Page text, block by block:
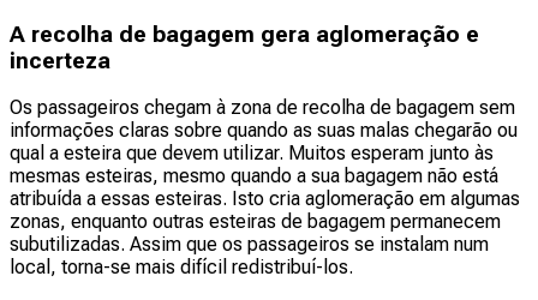
A recolha de bagagem gera aglomeração e
incerteza
Os passageiros chegam à zona de recolha de bagagem sem
informações claras sobre quando as suas malas chegarão ou
qual a esteira que devem utilizar. Muitos esperam junto às
mesmas esteiras, mesmo quando a sua bagagem não está
atribuída a essas esteiras. Isto cria aglomeração em algumas
zonas, enquanto outras esteiras de bagagem permanecem
subutilizadas. Assim que os passageiros se instalam num
local, torna-se mais difícil redistribuí-los.